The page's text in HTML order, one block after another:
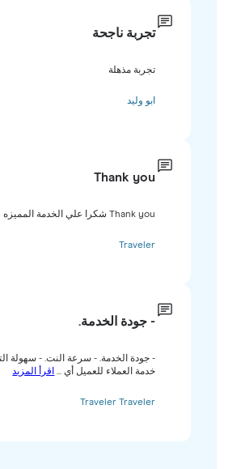
تجربة ناجحة
تجربة مذهلة
Thank you
Thank you شكرا علي الخدمة المميزه
Traveler
- جودة الخدمة.
- جودة الخدمة. - سرعة النت. - سهولة التثبيت. -
خدمة العملاء للعميل أي ...اقرأ المزيد
Traveler Traveler